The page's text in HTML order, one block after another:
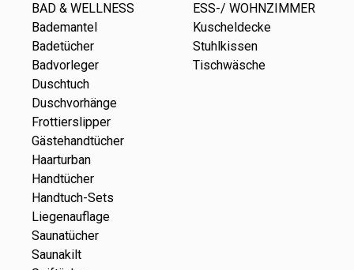
BAD & WELLNESS
Bademantel
Badetücher
Badvorleger
Duschtuch
Duschvorhänge
Frottierslipper
Gästehandtücher
Haarturban
Handtücher
Handtuch-Sets
Liegenauflage
Saunatücher
Saunakilt
ESS-/ WOHNZIMMER
Kuscheldecke
Stuhlkissen
Tischwäsche